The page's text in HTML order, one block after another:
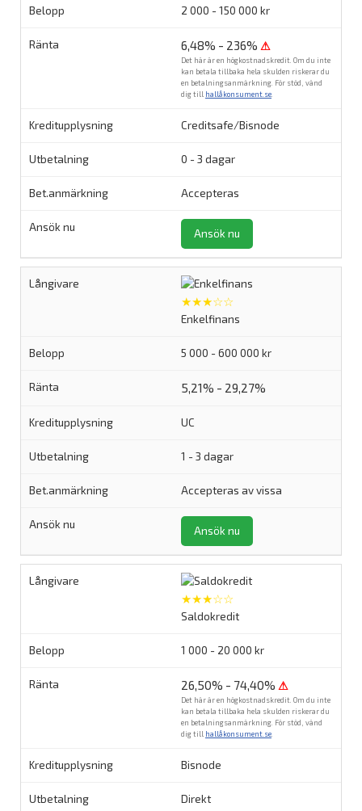
2 000 - 150 000 kr
6,48% - 236% ⚠
Det här är en högkostnadskredit. Om du inte
kan betala tillbaka hela skulden riskerar du
en betalningsanmärkning. För stöd, vänd
dig till hallåkonsument.se
Creditsafe/Bisnode
0 - 3 dagar
Accepteras
Ansök nu
★★★☆☆
Enkelfinans
5 000 - 600 000 kr
5,21% - 29,27%
UC
1 - 3 dagar
Accepteras av vissa
Ansök nu
★★★☆☆
Saldokredit
1 000 - 20 000 kr
26,50% - 74,40% ⚠
Det här är en högkostnadskredit. Om du inte
kan betala tillbaka hela skulden riskerar du
en betalningsanmärkning. För stöd, vänd
dig till hallåkonsument.se
Bisnode
Direkt